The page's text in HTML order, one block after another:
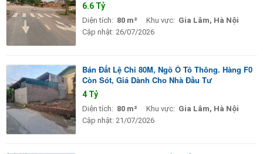
6.6 Tỷ
Diện tích: 80 m² Khu vực: Gia Lâm, Hà Nội
Cập nhật: 26/07/2026
Bán Đất Lệ Chi 80M, Ngõ Ô Tô Thông. Hàng F0
Còn Sót, Giá Dành Cho Nhà Đầu Tư
4 Tỷ
Diện tích: 80 m² Khu vực: Gia Lâm, Hà Nội
Cập nhật: 21/07/2026